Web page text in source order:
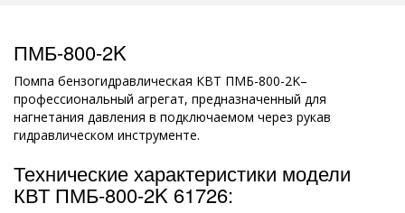
ПМБ-800-2K
Помпа бензогидравлическая КВТ ПМБ-800-2K–
профессиональный агрегат, предназначенный для
нагнетания давления в подключаемом через рукав
гидравлическом инструменте.
Технические характеристики модели
КВТ ПМБ-800-2K 61726: